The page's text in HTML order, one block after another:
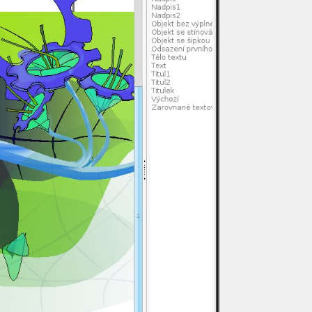
OpenOffice.cz
a girl from your city tonight
settle for virtual
your perfect match for the night
obrázku - VYŘEŠENO
Vše nenahradí všechny kombinace
pod čarou u LO 25.2
na samolepící štítky VYŘEŠENO
From Your City - Anonymous Casual...
In Your Town - Anonymous Cacual...
In Your Town - No Selfie - Anonymous...